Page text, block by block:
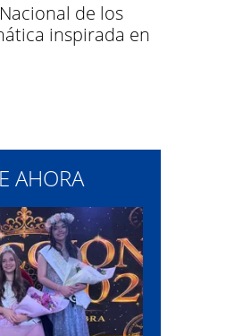
de los
inspirada en
AHORA